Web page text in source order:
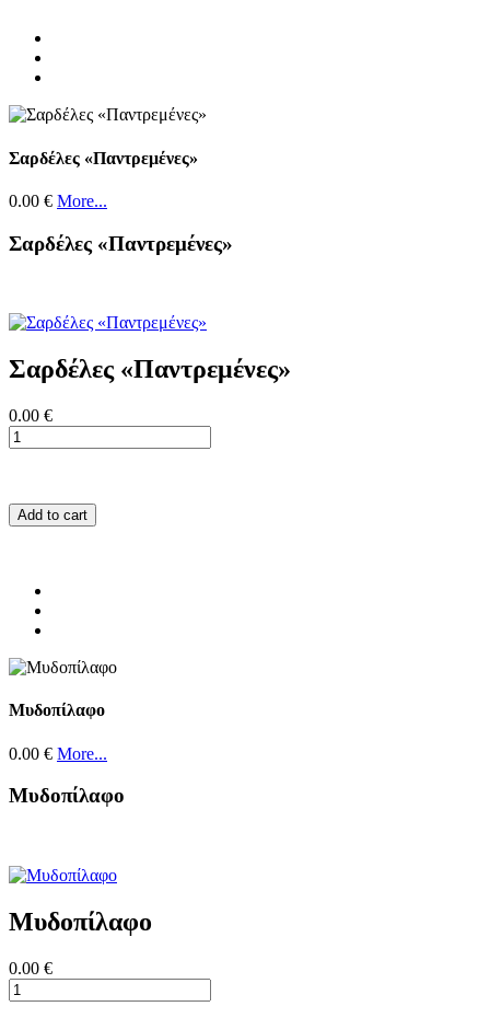
Σαρδέλες «Παντρεμένες»
0.00 € More...
Σαρδέλες «Παντρεμένες»
Σαρδέλες «Παντρεμένες»
0.00 €
Add to cart
Μυδοπίλαφο
0.00 € More...
Μυδοπίλαφο
Μυδοπίλαφο
0.00 €